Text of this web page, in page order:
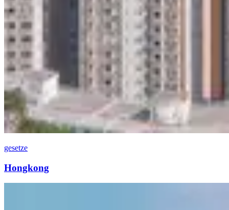
gesetze
Hongkong